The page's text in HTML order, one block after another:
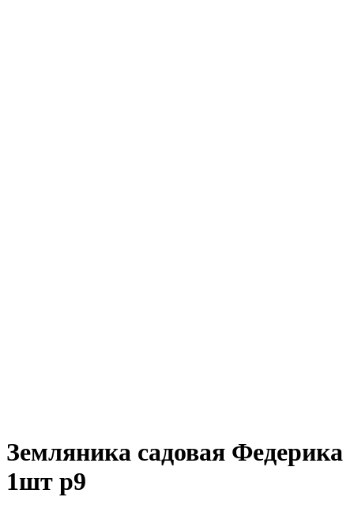
Земляника садовая Федерика
1шт р9